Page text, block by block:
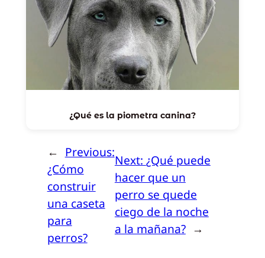
¿Qué es la piometra canina?
← Previous:
¿Cómo
construir
una caseta
para
perros?
Next: ¿Qué puede
hacer que un
perro se quede
ciego de la noche
a la mañana? →